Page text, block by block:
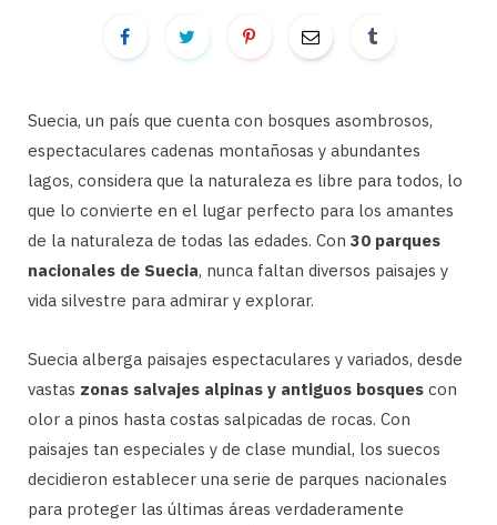
Suecia, un país que cuenta con bosques asombrosos,
espectaculares cadenas montañosas y abundantes
lagos, considera que la naturaleza es libre para todos, lo
que lo convierte en el lugar perfecto para los amantes
de la naturaleza de todas las edades. Con 30 parques
nacionales de Suecia, nunca faltan diversos paisajes y
vida silvestre para admirar y explorar.
Suecia alberga paisajes espectaculares y variados, desde
vastas zonas salvajes alpinas y antiguos bosques con
olor a pinos hasta costas salpicadas de rocas. Con
paisajes tan especiales y de clase mundial, los suecos
decidieron establecer una serie de parques nacionales
para proteger las últimas áreas verdaderamente